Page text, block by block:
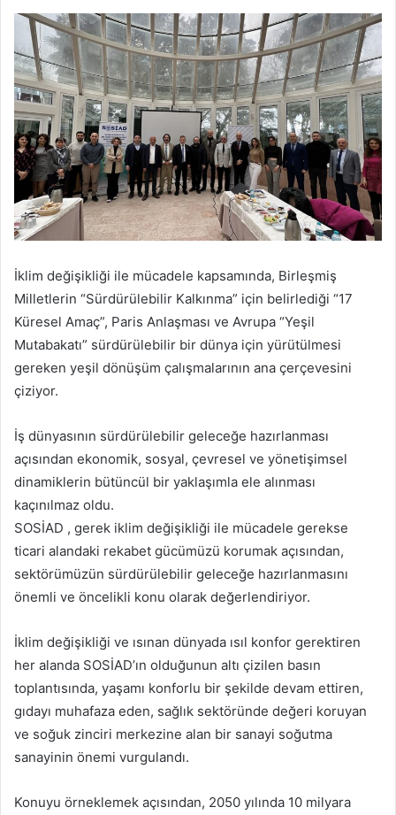
İklim değişikliği ile mücadele kapsamında, Birleşmiş
Milletlerin “Sürdürülebilir Kalkınma” için belirlediği “17
Küresel Amaç”, Paris Anlaşması ve Avrupa “Yeşil
Mutabakatı” sürdürülebilir bir dünya için yürütülmesi
gereken yeşil dönüşüm çalışmalarının ana çerçevesini
çiziyor.
İş dünyasının sürdürülebilir geleceğe hazırlanması
açısından ekonomik, sosyal, çevresel ve yönetişimsel
dinamiklerin bütüncül bir yaklaşımla ele alınması
kaçınılmaz oldu.
SOSİAD , gerek iklim değişikliği ile mücadele gerekse
ticari alandaki rekabet gücümüzü korumak açısından,
sektörümüzün sürdürülebilir geleceğe hazırlanmasını
önemli ve öncelikli konu olarak değerlendiriyor.
İklim değişikliği ve ısınan dünyada ısıl konfor gerektiren
her alanda SOSİAD’ın olduğunun altı çizilen basın
toplantısında, yaşamı konforlu bir şekilde devam ettiren,
gıdayı muhafaza eden, sağlık sektöründe değeri koruyan
ve soğuk zinciri merkezine alan bir sanayi soğutma
sanayinin önemi vurgulandı.
Konuyu örneklemek açısından, 2050 yılında 10 milyara